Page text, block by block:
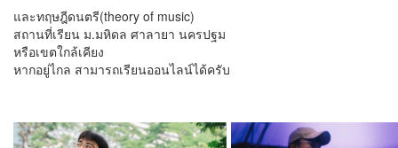
และทฤษฎีดนตรี(theory of music)
สถานที่เรียน ม.มหิดล ศาลายา นครปฐม
หรือเขตใกล้เคียง
หากอยู่ไกล สามารถเรียนออนไลน์ได้ครับ